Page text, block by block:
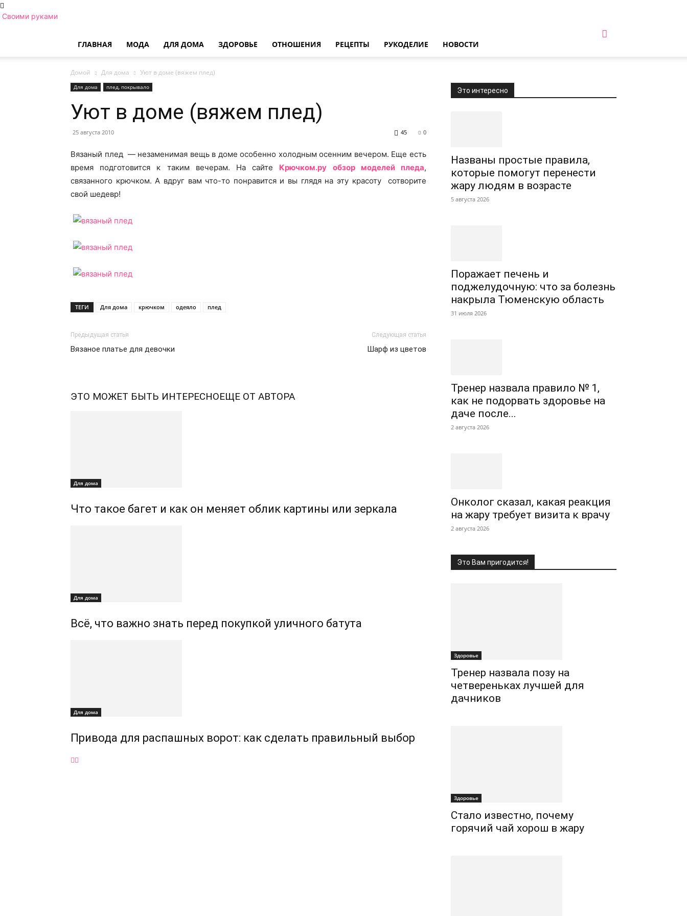
Своими руками
ГЛАВНАЯ МОДА ДЛЯ ДОМА ЗДОРОВЬЕ ОТНОШЕНИЯ РЕЦЕПТЫ РУКОДЕЛИЕ НОВОСТИ
Домой Для дома Уют в доме (вяжем плед)
Для дома плед, покрывало
Уют в доме (вяжем плед)
25 августа 2010 0
45
Вязаный плед — незаменимая вещь в доме особенно холодным осенним вечером. Еще есть
время подготовится к таким вечерам. На сайте Крючком.ру обзор моделей пледа,
связанного крючком. А вдруг вам что-то понравится и вы глядя на эту красоту сотворите
свой шедевр!
ТЕГИ Для дома крючком одеяло плед
Предыдущая статья
Вязаное платье для девочки
Следующая статья
Шарф из цветов
ЭТО МОЖЕТ БЫТЬ ИНТЕРЕСНОЕЩЕ ОТ АВТОРА
Для дома
Что такое багет и как он меняет облик картины или зеркала
Для дома
Всё, что важно знать перед покупкой уличного батута
Для дома
Привода для распашных ворот: как сделать правильный выбор
Это интересно
Названы простые правила,
которые помогут перенести
жару людям в возрасте
5 августа 2026
Поражает печень и
поджелудочную: что за болезнь
накрыла Тюменскую область
31 июля 2026
Тренер назвала правило № 1,
как не подорвать здоровье на
даче после...
2 августа 2026
Онколог сказал, какая реакция
на жару требует визита к врачу
2 августа 2026
Это Вам пригодится!
Здоровье
Тренер назвала позу на
четвереньках лучшей для
дачников
Здоровье
Стало известно, почему
горячий чай хорош в жару